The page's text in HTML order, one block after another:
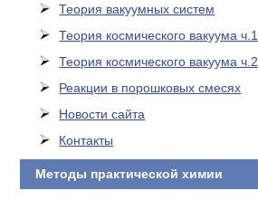
Теория вакуумных систем
Теория космического вакуума ч.1
Теория космического вакуума ч.2
Реакции в порошковых смесях
Новости сайта
Контакты
Методы практической химии